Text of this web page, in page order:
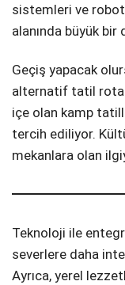
sistemleri ve
alanında büyük bir
Geçiş yapacak
alternatif tatil
içe olan kamp
tercih ediliyor.
mekanlara olan
Teknoloji ile
severlere daha
Ayrıca, yerel